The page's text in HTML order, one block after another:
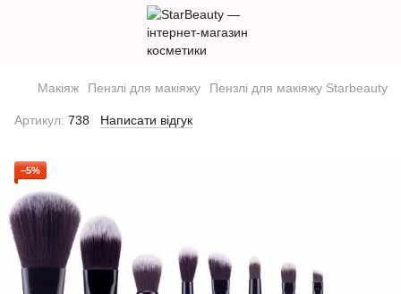
Макіяж Пензлі для макіяжу Пензлі для макіяжу Starbeauty
Артикул: 738 Написати відгук
−5%